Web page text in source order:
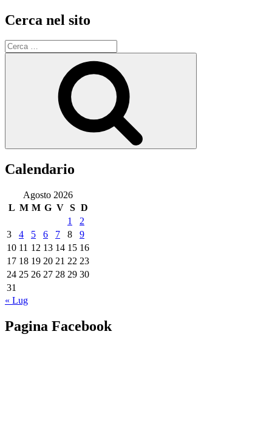
Cerca nel sito
Cerca:
Calendario
Agosto 2026
L M M G V S D
1
2
3
4 5 6 7 8
9
10 11 12 13 14 15 16
17 18 19 20 21 22 23
24 25 26 27 28 29 30
31
« Lug
Pagina Facebook